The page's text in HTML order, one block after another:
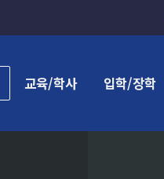
교육/학사 입학/장학